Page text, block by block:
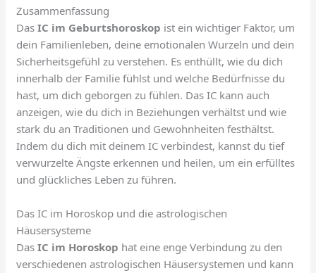
Zusammenfassung
DasIC im Geburtshoroskop ist ein wichtiger Faktor, um
dein Familienleben, deine emotionalen Wurzeln und dein
Sicherheitsgefühl zu verstehen. Es enthüllt, wie du dich
innerhalb der Familie fühlst und welche Bedürfnisse du
hast, um dich geborgen zu fühlen. Das IC kann auch
anzeigen, wie du dich in Beziehungen verhältst und wie
stark du an Traditionen und Gewohnheiten festhältst.
Indem du dich mit deinem IC verbindest, kannst du tief
verwurzelte Ängste erkennen und heilen, um ein erfülltes
und glückliches Leben zu führen.
Das IC im Horoskop und die astrologischen
Häusersysteme
DasIC im Horoskop hat eine enge Verbindung zu den
verschiedenen astrologischen Häusersystemen und kann